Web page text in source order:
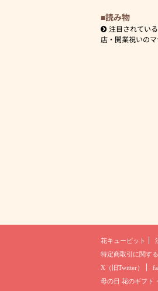
読み物
注目されてい
店・開業祝いの
花キューピット
特定商取引に関す
X（旧Twitter）
母の日 花のギフト